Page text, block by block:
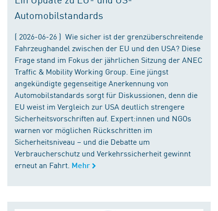
Automobilstandards
( 2026-06-26 ) Wie sicher ist der grenzüberschreitende
Fahrzeughandel zwischen der EU und den USA? Diese
Frage stand im Fokus der jährlichen Sitzung der ANEC
Traffic & Mobility Working Group. Eine jüngst
angekündigte gegenseitige Anerkennung von
Automobilstandards sorgt für Diskussionen, denn die
EU weist im Vergleich zur USA deutlich strengere
Sicherheitsvorschriften auf. Expert:innen und NGOs
warnen vor möglichen Rückschritten im
Sicherheitsniveau – und die Debatte um
Verbraucherschutz und Verkehrssicherheit gewinnt
erneut an Fahrt. Mehr